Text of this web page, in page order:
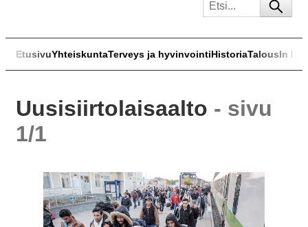
EtusivuYhteiskuntaTerveys ja hyvinvointiHistoriaTalousIn
Uusisiirtolaisaalto - sivu
1/1